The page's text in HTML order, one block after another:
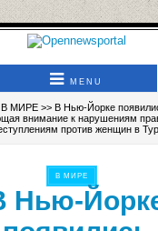
MENU
В МИРЕ>> В Нью-Йорке
внимание к нарушениям
против женщин в
В МИРЕ
Нью-